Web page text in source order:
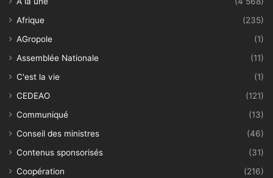
Afrique
(235)
AGropole
(1)
Assemblée Nationale
(11)
C'est la vie
(1)
CEDEAO
(121)
Communiqué
(13)
Conseil des ministres
(46)
Contenus sponsorisés
(31)
Coopération
(216)